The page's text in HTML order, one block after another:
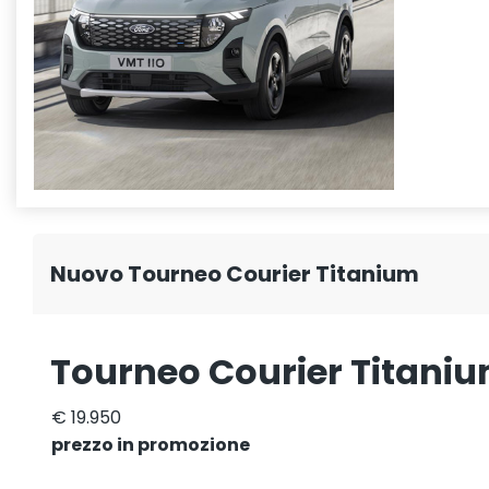
Nuovo Tourneo Courier Titanium
Tourneo Courier
€ 19.950
prezzo in promozione